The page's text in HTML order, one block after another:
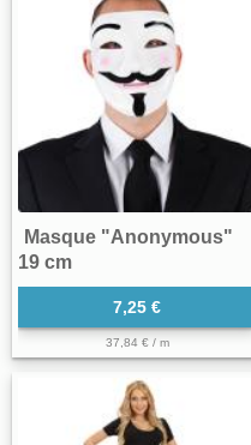
Masque "Anonymous"
19 cm
7,25 €
37,84 € / m